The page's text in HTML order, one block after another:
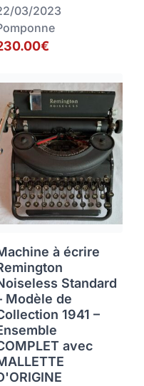
03/2023
à écrire
Standard
Modèle de
1941 –
avec